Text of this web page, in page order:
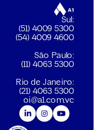
Sul:
(51) 4009 5300
(54) 4009 4600
São Paulo:
(11) 4063 5300
Rio de Janeiro:
(21) 4063 5300
oi@a1.com.vc